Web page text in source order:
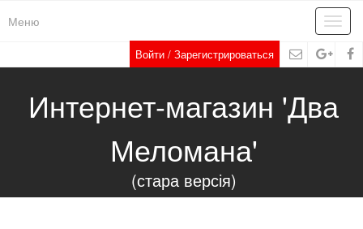
Меню
Войти / Зарегистрироваться
Интернет-магазин 'Два
Меломана'
(стара версія)